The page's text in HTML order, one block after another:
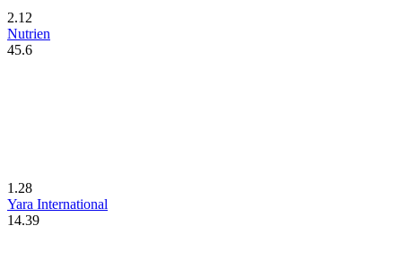
2.12
Nutrien
45.6
1.28
Yara International
14.39